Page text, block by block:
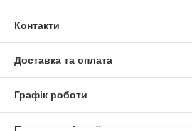
Контакти
Доставка та оплата
Графік роботи